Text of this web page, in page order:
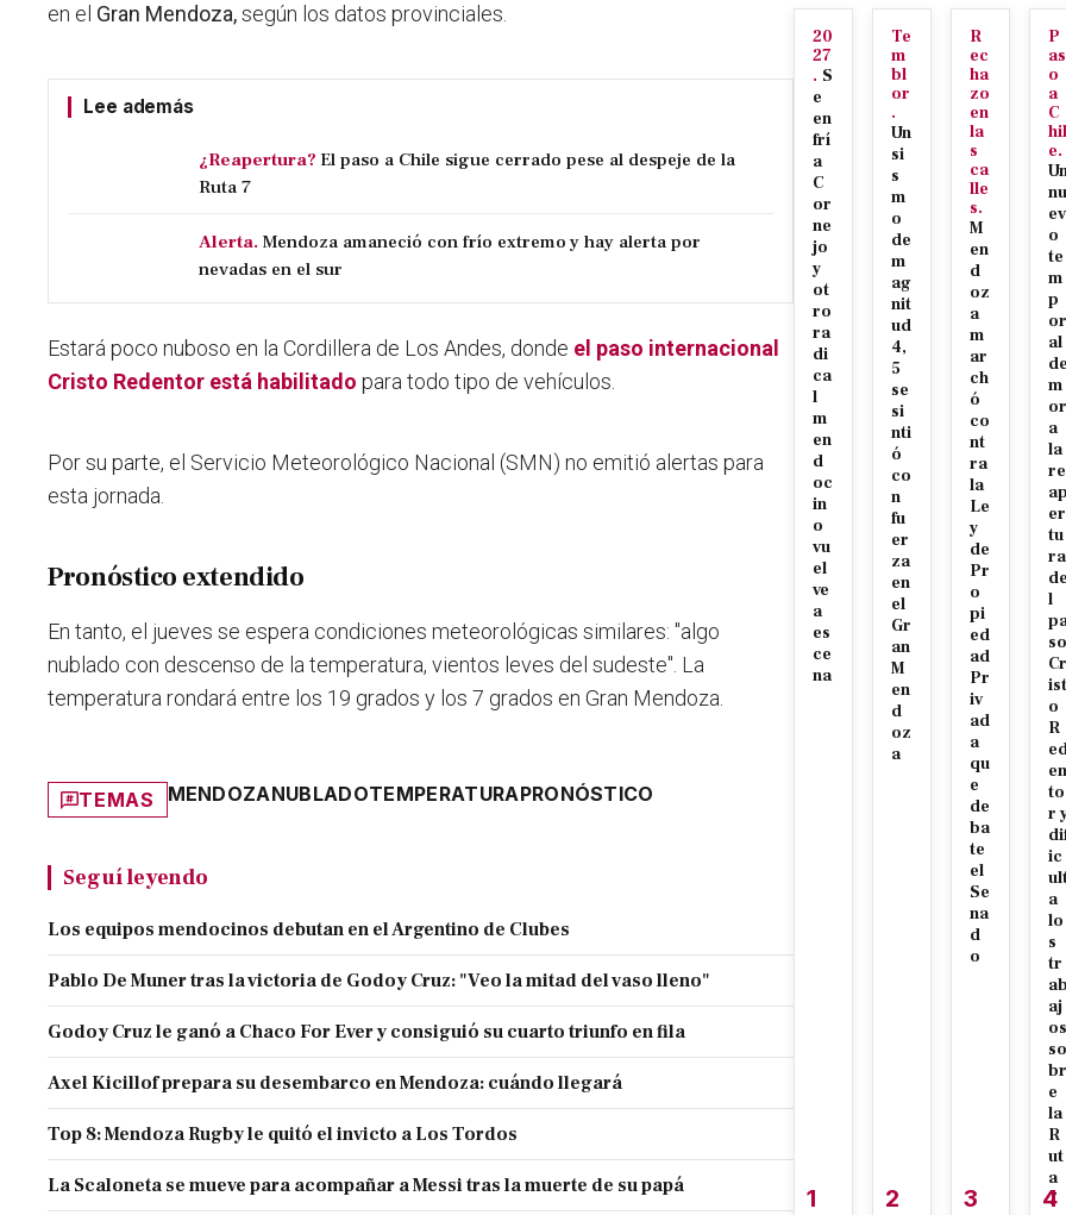
en el Gran Mendoza,según los datos provinciales.
Lee además
¿Reapertura? El paso a Chile sigue cerrado pese al despeje de la
Ruta 7
Alerta. Mendoza amaneció con frío extremo y hay alerta por
nevadas en el sur
Estará poco nuboso en la Cordillera de Los Andes, donde el paso internacional
Cristo Redentor está habilitadopara todo tipo de vehículos.
Por su parte, el Servicio Meteorológico Nacional (SMN) no emitió alertas para
esta jornada.
Pronóstico extendido
En tanto, el jueves se espera condiciones meteorológicas similares: "algo
nublado con descenso de la temperatura, vientos leves del sudeste". La
temperatura rondará entre los 19 grados y los 7 grados en Gran Mendoza.
TEMAS MENDOZANUBLADOTEMPERATURAPRONÓSTICO
Seguí leyendo
Los equipos mendocinos debutan en el Argentino de Clubes
Pablo De Muner tras la victoria de Godoy Cruz: "Veo la mitad del vaso lleno"
Godoy Cruz le ganó a Chaco For Ever y consiguió su cuarto triunfo en fila
Axel Kicillof prepara su desembarco en Mendoza: cuándo llegará
Top 8: Mendoza Rugby le quitó el invicto a Los Tordos
La Scaloneta se mueve para acompañar a Messi tras la muerte de su papá
20
27
. S
e
en
frí
a
C
or
ne
jo
y
ot
ro
ra
di
ca
l
m
en
d
oc
in
o
vu
el
ve
a
es
ce
na
1
Te
m
bl
or
.
Un
si
s
m
o
de
m
ag
nit
ud
4,
5
se
si
nti
ó
co
n
fu
er
za
en
el
Gr
an
M
en
d
oz
a
2
R
ec
ha
zo
en
la
s
ca
lle
s.
M
en
d
oz
a
m
ar
ch
ó
co
nt
ra
la
Le
y
de
Pr
o
pi
ed
ad
Pr
iv
ad
a
qu
e
de
ba
te
el
Se
na
d
o
3
P
as
o
a
C
hil
e.
nu
ev
o
te
m
p
or
al
de
m
or
a
la
re
ap
er
tu
ra
de
l
so
Cr
ist
o
R
en
to
r
ic
a
lo
s
tr
ab
aj
os
so
br
e
la
R
ut
a
7
4